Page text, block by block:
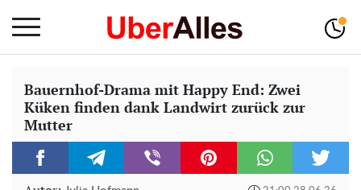
Bauernhof-Drama mit Happy End: Zwei
Küken finden dank Landwirt zurück zur
Mutter